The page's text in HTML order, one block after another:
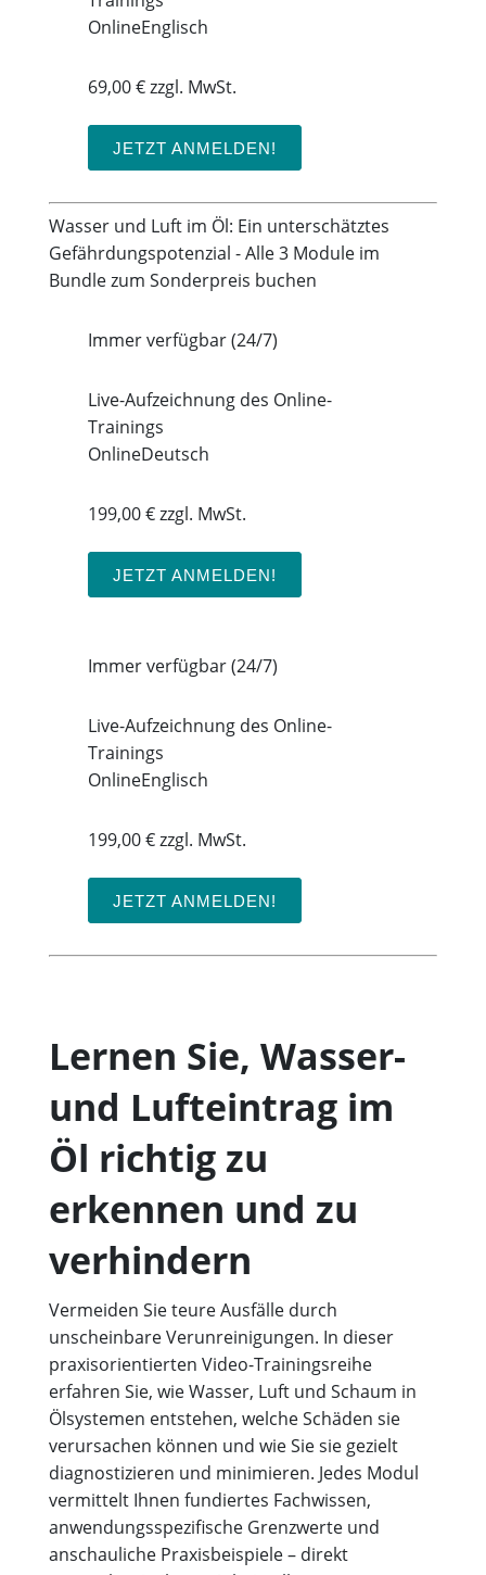
OnlineEnglisch
69,00 € zzgl. MwSt.
JETZT ANMELDEN!
Wasser und Luft im Öl: Ein unterschätztes
Gefährdungspotenzial - Alle 3 Module im
Bundle zum Sonderpreis buchen
Immer verfügbar (24/7)
Live-Aufzeichnung des Online-
Trainings
OnlineDeutsch
199,00 € zzgl. MwSt.
JETZT ANMELDEN!
Immer verfügbar (24/7)
Live-Aufzeichnung des Online-
Trainings
OnlineEnglisch
199,00 € zzgl. MwSt.
JETZT ANMELDEN!
Lernen Sie, Wasser-
und Lufteintrag im
Öl richtig zu
erkennen und zu
verhindern
Vermeiden Sie teure Ausfälle durch
unscheinbare Verunreinigungen. In dieser
praxisorientierten Video-Trainingsreihe
erfahren Sie, wie Wasser, Luft und Schaum in
Ölsystemen entstehen, welche Schäden sie
verursachen können und wie Sie sie gezielt
diagnostizieren und minimieren. Jedes Modul
vermittelt Ihnen fundiertes Fachwissen,
anwendungsspezifische Grenzwerte und
anschauliche Praxisbeispiele – direkt